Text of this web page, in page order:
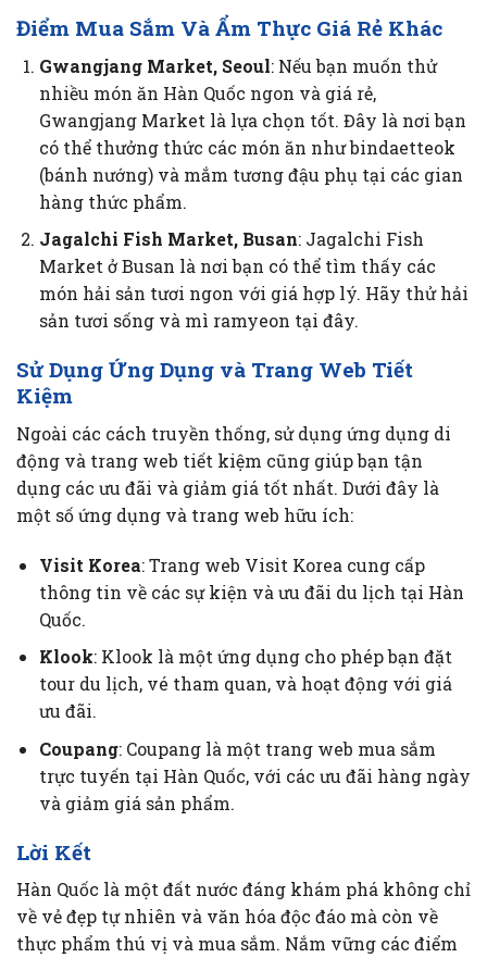
Điểm Mua Sắm Và Ẩm Thực Giá Rẻ Khác
Gwangjang Market, Seoul: Nếu bạn muốn thử
nhiều món ăn Hàn Quốc ngon và giá rẻ,
Gwangjang Market là lựa chọn tốt. Đây là nơi bạn
có thể thưởng thức các món ăn như bindaetteok
(bánh nướng) và mắm tương đậu phụ tại các gian
hàng thức phẩm.
Jagalchi Fish Market, Busan: Jagalchi Fish
Market ở Busan là nơi bạn có thể tìm thấy các
món hải sản tươi ngon với giá hợp lý. Hãy thử hải
sản tươi sống và mì ramyeon tại đây.
Sử Dụng Ứng Dụng và Trang Web Tiết
Kiệm
Ngoài các cách truyền thống, sử dụng ứng dụng di
động và trang web tiết kiệm cũng giúp bạn tận
dụng các ưu đãi và giảm giá tốt nhất. Dưới đây là
một số ứng dụng và trang web hữu ích:
Visit Korea: Trang web Visit Korea cung cấp
thông tin về các sự kiện và ưu đãi du lịch tại Hàn
Quốc.
Klook: Klook là một ứng dụng cho phép bạn đặt
tour du lịch, vé tham quan, và hoạt động với giá
ưu đãi.
Coupang: Coupang là một trang web mua sắm
trực tuyến tại Hàn Quốc, với các ưu đãi hàng ngày
và giảm giá sản phẩm.
Lời Kết
Hàn Quốc là một đất nước đáng khám phá không chỉ
về vẻ đẹp tự nhiên và văn hóa độc đáo mà còn về
thực phẩm thú vị và mua sắm. Nắm vững các điểm